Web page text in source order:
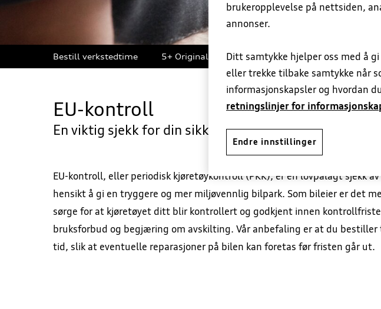
Bestill verkstedtime 5+ Originalservice EU-kontroll Dekkhotell
EU-kontroll
En viktig sjekk for din sikkerhet
EU-kontroll, eller periodisk kjøretøykontroll (PKK), er en lovpålagt sjekk
hensikt å gi en tryggere og mer miljøvennlig bilpark. Som bileier er det
sørge for at kjøretøyet ditt blir kontrollert og godkjent innen
bruksforbud og begjæring om avskilting. Vår anbefaling er at du bestiller
tid, slik at eventuelle reparasjoner på bilen kan foretas før fristen går ut.
brukeropplevelse på nettsiden,
annonser.
Ditt samtykke hjelper oss med å
eller trekke tilbake samtykke når
informasjonskapsler og hvordan
retningslinjer for
Endre innstillinger